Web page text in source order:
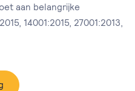
aan belangrijke
14001:2015, 27001:2013,